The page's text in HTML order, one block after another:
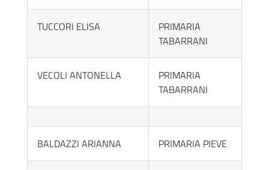
TUCCORI ELISA
PRIMARIA
TABARRANI
VECOLI ANTONELLA
PRIMARIA
TABARRANI
BALDAZZI ARIANNA PRIMARIA PIEVE